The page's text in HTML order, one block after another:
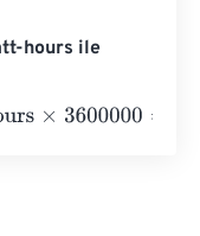
hours ile
=36000000